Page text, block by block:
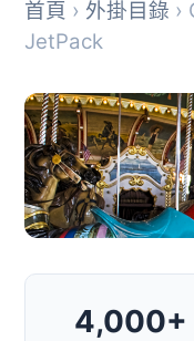
首頁 › 外掛目錄 ›
JetPack
4,000+